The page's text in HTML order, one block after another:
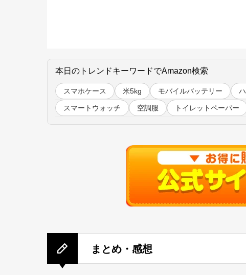
本日のトレンドキーワードでAmazon検索
スマホケース 米5kg モバイルバッテリー
スマートウォッチ 空調服 トイレットペーパー
まとめ・感想